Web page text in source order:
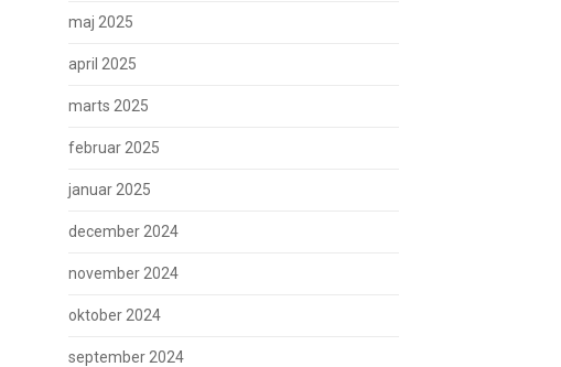
maj 2025
april 2025
marts 2025
februar 2025
januar 2025
december 2024
november 2024
oktober 2024
september 2024